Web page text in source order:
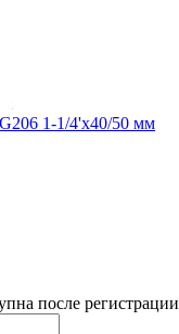
1-1/4'х40/50 мм
после регистрации